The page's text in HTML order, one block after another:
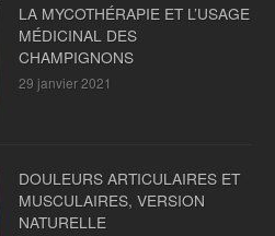
LA MYCOTHÉRAPIE ET L’USAGE
MÉDICINAL DES
CHAMPIGNONS
29 janvier 2021
DOULEURS ARTICULAIRES ET
MUSCULAIRES, VERSION
NATURELLE